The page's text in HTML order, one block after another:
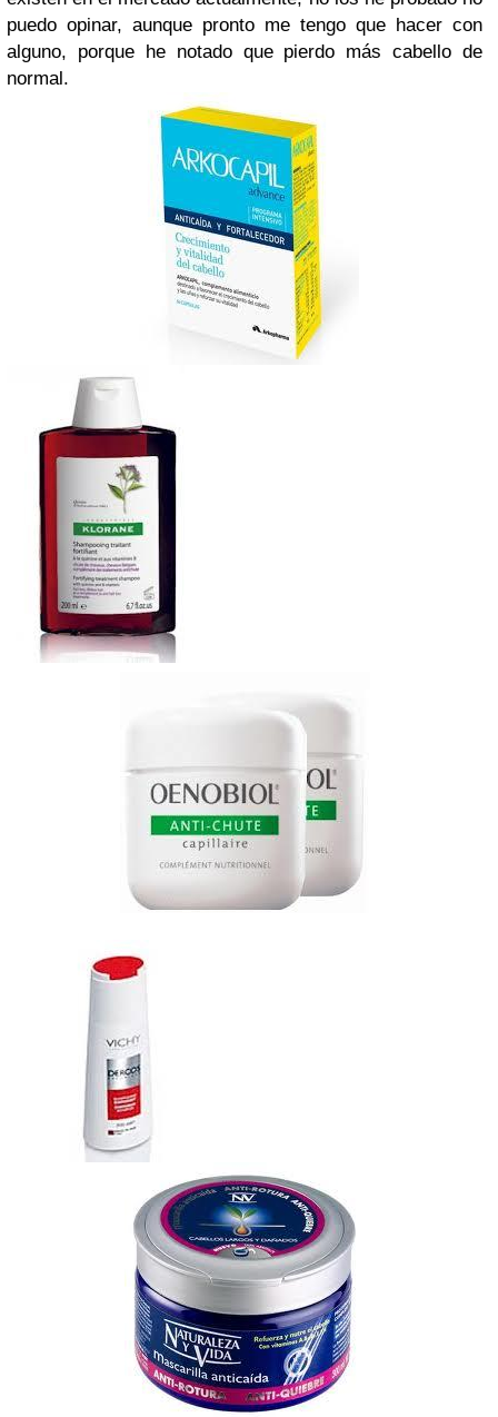
puedo opinar, aunque pronto me tengo que hacer con
alguno, porque he notado que pierdo más cabello de
normal.